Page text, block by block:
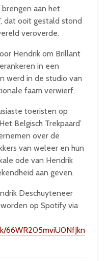
aan het
dat ooit gestald stond
veroverde.
Hendrik om Brillant
in een
werd in de studio van
faam verwierf.
toeristen op
Belgisch Trekpaard’
over de
van weleer en hun
ode van Hendrik
aan geven.
Deschuyteneer
op Spotify via
66WR205mviU0NfJkn